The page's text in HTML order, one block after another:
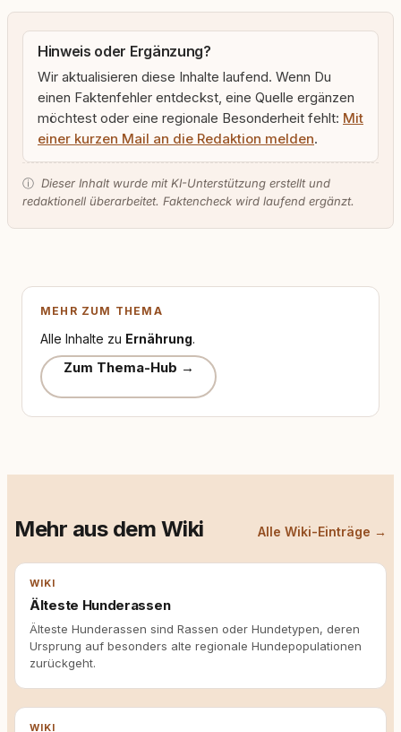
Hinweis oder Ergänzung?
Wir aktualisieren diese Inhalte laufend. Wenn Du
einen Faktenfehler entdeckst, eine Quelle ergänzen
möchtest oder eine regionale Besonderheit fehlt: Mit
einer kurzen Mail an die Redaktion melden.
ⓘ Dieser Inhalt wurde mit KI-Unterstützung erstellt und
redaktionell überarbeitet. Faktencheck wird laufend ergänzt.
MEHR ZUM THEMA
Alle Inhalte zu Ernährung.
Zum Thema-Hub →
Mehr aus dem Wiki Alle Wiki-Einträge →
WIKI
Älteste Hunderassen
Älteste Hunderassen sind Rassen oder Hundetypen, deren
Ursprung auf besonders alte regionale Hundepopulationen
zurückgeht.
WIKI